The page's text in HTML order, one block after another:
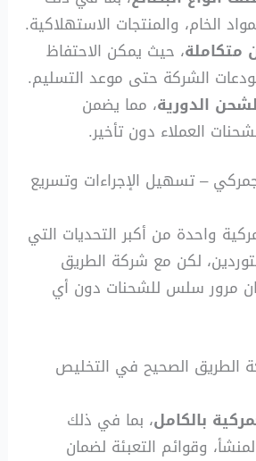
الخام، والمنتجات الاستهلاكية.
متكاملة، حيث يمكن الاحتفاظ
الشركة حتى موعد التسليم.
الدورية، مما يضمن
العملاء دون تأخير.
– تسهيل الإجراءات وتسريع
واحدة من أكبر التحديات التي
لكن مع شركة الطريق
مرور سلس للشحنات دون أي
الصحيح في التخليص
بالكامل، بما في ذلك
وقوائم التعبئة لضمان